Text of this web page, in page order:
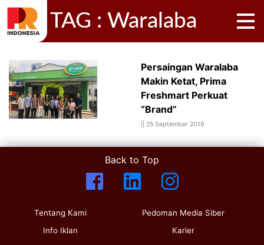
TAG : Waralaba
Persaingan Waralaba
Makin Ketat, Prima
Freshmart Perkuat
“Brand”
25 September 2019
Back to Top
Tentang Kami
Info Iklan
Pedoman Media Siber
Karier